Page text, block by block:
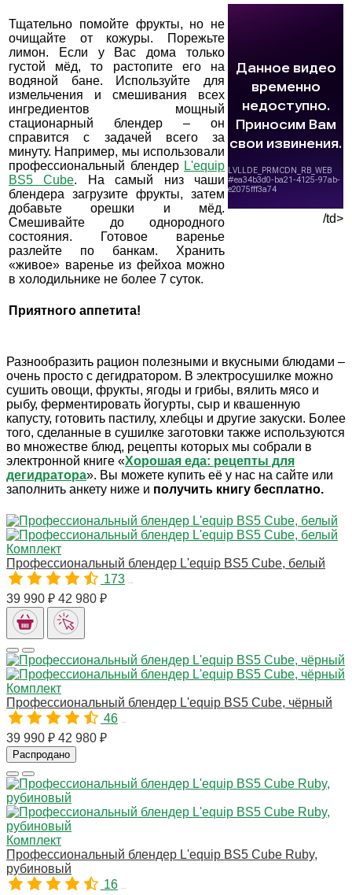
Тщательно помойте фрукты, но не
очищайте от кожуры. Порежьте
лимон. Если у Вас дома только
густой мёд, то растопите его на
водяной бане. Используйте для
измельчения и смешивания всех
ингредиентов мощный
стационарный блендер – он
справится с задачей всего за
минуту. Например, мы использовали
профессиональный блендер L'equip
BS5 Cube. На самый низ чаши
блендера загрузите фрукты, затем
добавьте орешки и мёд.
Смешивайте до однородного
состояния. Готовое варенье
разлейте по банкам. Хранить
«живое» варенье из фейхоа можно
в холодильнике не более 7 суток.
Приятного аппетита!
/td>
Разнообразить рацион полезными и вкусными блюдами –
очень просто с дегидратором. В электросушилке можно
сушить овощи, фрукты, ягоды и грибы, вялить мясо и
рыбу, ферментировать йогурты, сыр и квашенную
капусту, готовить пастилу, хлебцы и другие закуски. Более
того, сделанные в сушилке заготовки также используются
во множестве блюд, рецепты которых мы собрали в
электронной книге «Хорошая еда: рецепты для
дегидратора». Вы можете купить её у нас на сайте или
заполнить анкету ниже и получить книгу бесплатно.
Комплект
Профессиональный блендер L'equip BS5 Cube, белый
173
39 990 ₽ 42 980 ₽
Комплект
Профессиональный блендер L'equip BS5 Cube, чёрный
46
39 990 ₽ 42 980 ₽
Распродано
Комплект
Профессиональный блендер L'equip BS5 Cube Ruby,
рубиновый
16